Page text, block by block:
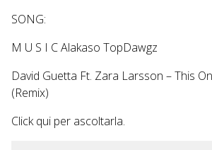
SONG:
M U S I C Alakaso TopDawgz
David Guetta Ft. Zara Larsson – This
(Remix)
Clickqui per ascoltarla.